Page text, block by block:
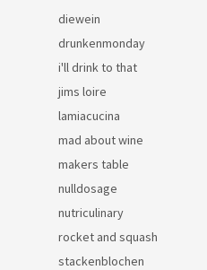
diewein
drunkenmonday
i'll drink to that
jims loire
lamiacucina
mad about wine
makers table
nulldosage
nutriculinary
rocket and squash
stackenblochen